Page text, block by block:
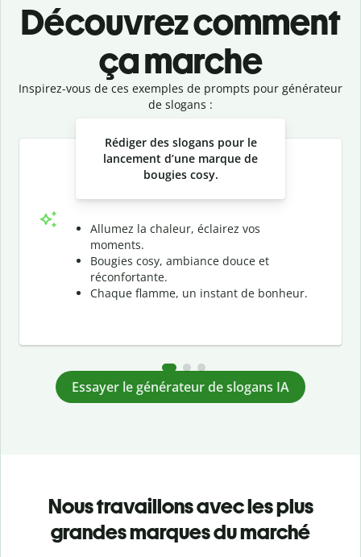
Découvrez comment
ça marche
Inspirez-vous de ces exemples de prompts pour générateur
de slogans :
Rédiger des slogans pour le
lancement d’une marque de
bougies cosy.
Allumez la chaleur, éclairez vos
moments.
Bougies cosy, ambiance douce et
réconfortante.
Chaque flamme, un instant de bonheur.
Essayer le générateur de slogans IA
Nous travaillons avec les plus
grandes marques du marché